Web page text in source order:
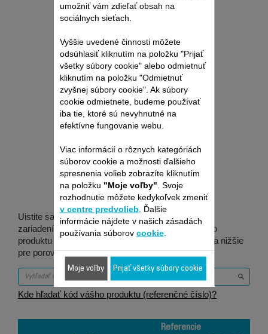
Je vhodné pre 6
produktov
Uistite sa, že je táto položka kompatibilná s vaším
zariadením / produktom. Zadajte prosím kód vášho
produktu (referenčné číslo) do vyhľadávacieho poľa nižšie
pre porovnanie.
Kde hľadať kód vášho produktu (referenčné číslo)?
Referencie
umožniť vám zdieľať obsah na
sociálnych sieťach.
Vyššie uvedené činnosti môžete
odsúhlasiť kliknutím na položku "Prijať
všetky súbory cookie" alebo odmietnuť
kliknutím na položku "Odmietnuť
zvyšnej súbory cookie". Ak súbory
cookie odmietnete, budeme používať
iba tie, ktoré sú nevyhnutné na
efektívne fungovanie webu.
Viac informácií o rôznych kategóriách
súborov cookie a možnosti ďalšieho
spresnenia volieb zobrazíte kliknutím
na položku "Moje voľby" . Svoje
rozhodnutie môžete kedykoľvek zmeniť
v centre predvolieb . Ďalšie
informácie nájdete v našich zásadách
používania súborov cookie.
Moje voľby Prijať všetky súbory cookie